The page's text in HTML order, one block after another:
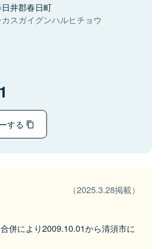
井郡春日町
スガイグンハルヒチョウ
する
（2025.3.28掲載）
併により2009.10.01から清須市に